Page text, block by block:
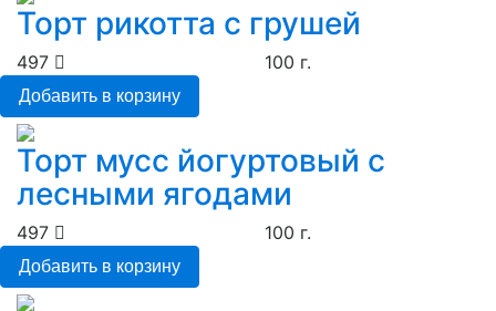
Торт рикотта с грушей
497 100 г.
Добавить в корзину
Торт мусс йогуртовый с
лесными ягодами
497 100 г.
Добавить в корзину